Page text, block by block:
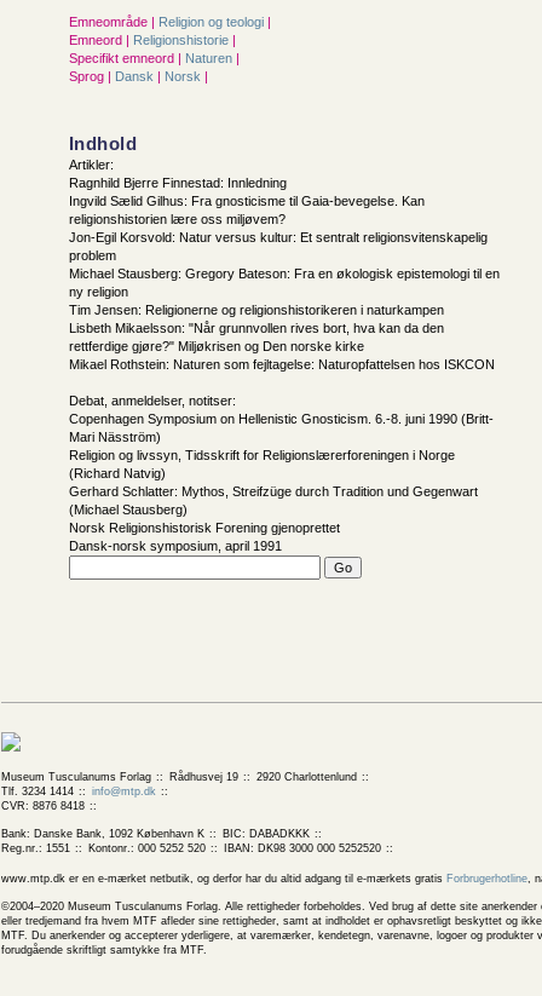
Emneområde | Religion og teologi |
Emneord | Religionshistorie |
Specifikt emneord | Naturen |
Sprog | Dansk | Norsk |
Indhold
Artikler:
Ragnhild Bjerre Finnestad: Innledning
Ingvild Sælid Gilhus: Fra gnosticisme til Gaia-bevegelse. Kan
religionshistorien lære oss miljøvem?
Jon-Egil Korsvold: Natur versus kultur: Et sentralt religionsvitenskapelig
problem
Michael Stausberg: Gregory Bateson: Fra en økologisk epistemologi til en
ny religion
Tim Jensen: Religionerne og religionshistorikeren i naturkampen
Lisbeth Mikaelsson: "Når grunnvollen rives bort, hva kan da den
rettferdige gjøre?" Miljøkrisen og Den norske kirke
Mikael Rothstein: Naturen som fejltagelse: Naturopfattelsen hos ISKCON
Debat, anmeldelser, notitser:
Copenhagen Symposium on Hellenistic Gnosticism. 6.-8. juni 1990 (Britt-
Mari Näsström)
Religion og livssyn, Tidsskrift for Religionslærerforeningen i Norge
(Richard Natvig)
Gerhard Schlatter: Mythos, Streifzüge durch Tradition und Gegenwart
(Michael Stausberg)
Norsk Religionshistorisk Forening gjenoprettet
Dansk-norsk symposium, april 1991
Museum Tusculanums Forlag Rådhusvej 19
2920 Charlottenlund
Tlf. 3234 1414
info@mtp.dk
CVR: 8876 8418
Bank: Danske Bank, 1092 København K
BIC: DABADKKK
Reg.nr.: 1551
Kontonr.: 000 5252 520 IBAN: DK98 3000 000 5252520
www.mtp.dk er en e-mærket netbutik, og derfor har du altid adgang til e-mærkets gratis Forbrugerhotline,
©2004–2020 Museum Tusculanums Forlag. Alle rettigheder forbeholdes. Ved brug af dette site
eller tredjemand fra hvem MTF afleder sine rettigheder, samt at indholdet er ophavsretligt beskyttet og
MTF. Du anerkender og accepterer yderligere, at varemærker, kendetegn, varenavne, logoer og
forudgående skriftligt samtykke fra MTF.